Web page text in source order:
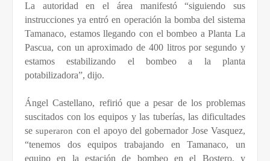
La autoridad en el área manifestó “siguiendo sus
instrucciones ya entró en operación la bomba del sistema
Tamanaco, estamos llegando con el bombeo a Planta La
Pascua, con un aproximado de 400 litros por segundo y
estamos estabilizando el bombeo a la planta
potabilizadora”, dijo.
Ángel Castellano, refirió que a pesar de los problemas
suscitados con los equipos y las tuberías, las dificultades
sesuperaron con el apoyo del gobernador Jose Vasquez,
“tenemos dos equipos trabajando en Tamanaco, un
equipo en la estación de bombeo en el Bostero, y